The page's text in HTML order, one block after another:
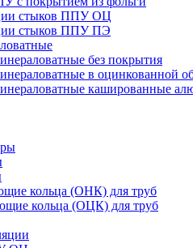
стыков ППУ ОЦ
стыков ППУ ПЭ
без покрытия
в оцинкованной
кашированные
кольца (ОНК) для труб
кольца (ОЦК) для труб